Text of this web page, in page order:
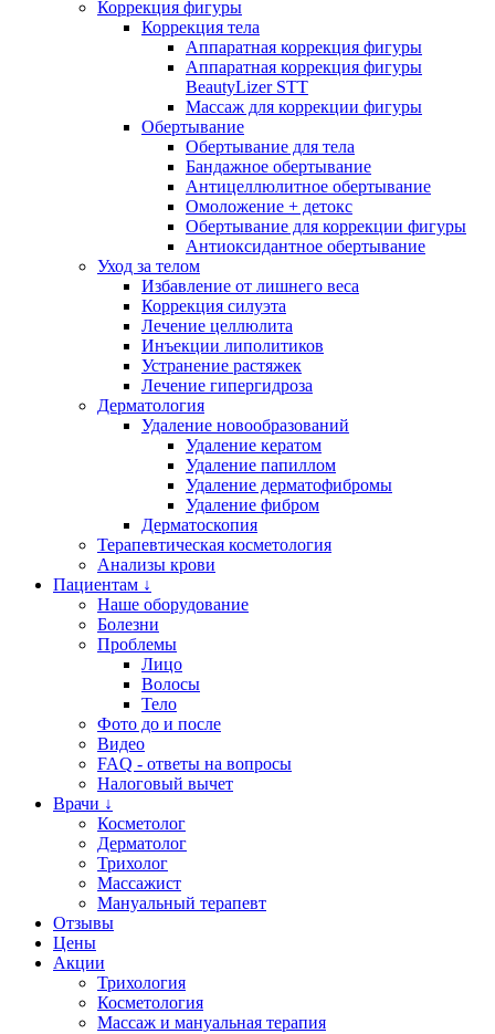
Коррекция фигуры
Коррекция тела
Аппаратная коррекция фигуры
Аппаратная коррекция фигуры
BeautyLizer STT
Массаж для коррекции фигуры
Обертывание
Обертывание для тела
Бандажное обертывание
Антицеллюлитное обертывание
Омоложение + детокс
Обертывание для коррекции фигуры
Антиоксидантное обертывание
Уход за телом
Избавление от лишнего веса
Коррекция силуэта
Лечение целлюлита
Инъекции липолитиков
Устранение растяжек
Лечение гипергидроза
Дерматология
Удаление новообразований
Удаление кератом
Удаление папиллом
Удаление дерматофибромы
Удаление фибром
Дерматоскопия
Терапевтическая косметология
Анализы крови
Пациентам ↓
Наше оборудование
Болезни
Проблемы
Лицо
Волосы
Тело
Фото до и после
Видео
FAQ - ответы на вопросы
Налоговый вычет
Врачи ↓
Косметолог
Дерматолог
Трихолог
Массажист
Мануальный терапевт
Отзывы
Цены
Акции
Трихология
Косметология
Массаж и мануальная терапия